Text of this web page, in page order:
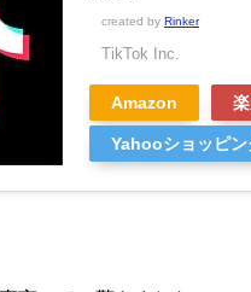
created by Rinker
TikTok Inc.
Amazon
Yahooショッピン